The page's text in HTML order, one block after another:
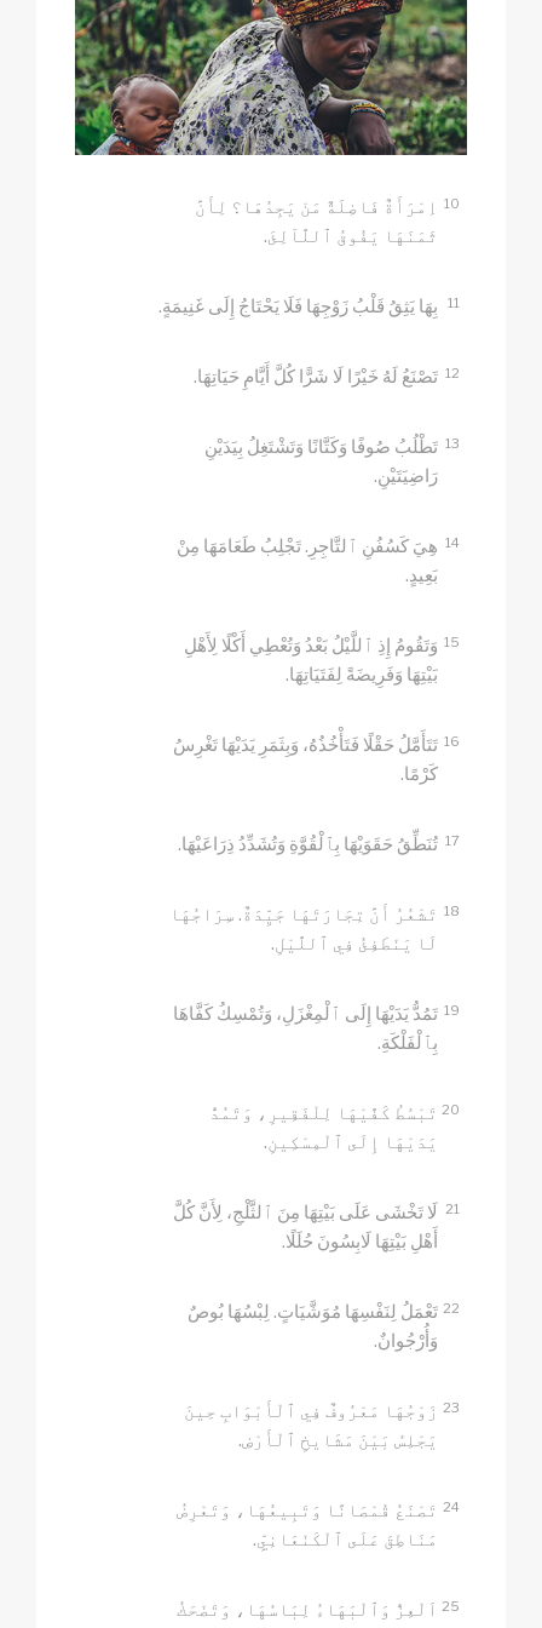
10
اِمْرَأَةٌ فَاضِلَةٌ مَنْ يَجِدُهَا؟ لِأَنَّ
ثَمَنَهَا يَفُوقُ ٱللَّآلِئَ.
11 بِهَا يَثِقُ قَلْبُ زَوْجِهَا فَلَا يَحْتَاجُ إِلَى غَنِيمَةٍ.
12 تَصْنَعُ لَهُ خَيْرًا لَا شَرًّا كُلَّ أَيَّامِ حَيَاتِهَا.
13 تَطْلُبُ صُوفًا وَكَتَّانًا وَتَشْتَغِلُ بِيَدَيْنِ
رَاضِيَتَيْنِ.
14 هِيَ كَسُفُنِ ٱلتَّاجِرِ. تَجْلِبُ طَعَامَهَا مِنْ
بَعِيدٍ.
15 وَتَقُومُ إِذِ ٱللَّيْلُ بَعْدُ وَتُعْطِي أَكْلًا لِأَهْلِ
بَيْتِهَا وَفَرِيضَةً لِفَتَيَاتِهَا.
16 تَتَأَمَّلُ حَقْلًا فَتَأْخُذُهُ، وَبِثَمَرِ يَدَيْهَا تَغْرِسُ
كَرْمًا.
17 تُنَطِّقُ حَقَوَيْهَا بِٱلْقُوَّةِ وَتُشَدِّدُ ذِرَاعَيْهَا.
18 تَشْعُرُ أَنَّ تِجَارَتَهَا جَيِّدَةٌ. سِرَاجُهَا
لَا يَنْطَفِئُ فِي ٱللَّيْلِ.
19 تَمُدُّ يَدَيْهَا إِلَى ٱلْمِغْزَلِ، وَتُمْسِكُ كَفَّاهَا
بِٱلْفَلْكَةِ.
20 تَبْسُطُ كَفَّيْهَا لِلْفَقِيرِ، وَتَمُدُّ
يَدَيْهَا إِلَى ٱلْمِسْكِينِ.
21
لَا تَخْشَى عَلَى بَيْتِهَا مِنَ ٱلثَّلْجِ، لِأَنَّ كُلَّ
أَهْلِ بَيْتِهَا لَابِسُونَ حُلَلًا.
22 تَعْمَلُ لِنَفْسِهَا مُوَشَّيَاتٍ. لِبْسُهَا بُوصٌ
وَأُرْجُوانٌ.
23 زَوْجُهَا مَعْرُوفٌ فِي ٱلْأَبْوَابِ حِينَ
يَجْلِسُ بَيْنَ مَشَايخِ ٱلْأَرْضِ.
24 تَصْنَعُ قُمْصَانًا وَتَبِيعُهَا، وَتَعْرِضُ
مَنَاطِقَ عَلَى ٱلْكَنْعَانِيِّ.
25 اَلْعِزُّ وَٱلْبَهَاءُ لِبَاسُهَا، وَتَضْحَكُ